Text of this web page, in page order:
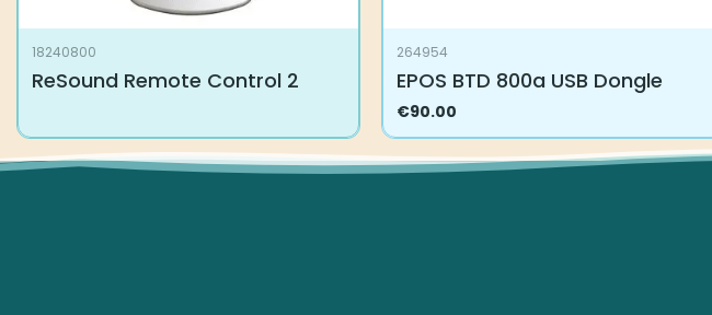
18240800
ReSound Remote Control 2
264954
EPOS BTD 800a USB Dongle
€90.00